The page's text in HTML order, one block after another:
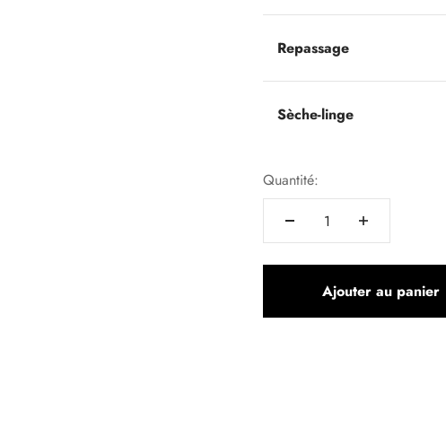
Repassage
Sèche-linge
Quantité:
Ajouter au panier